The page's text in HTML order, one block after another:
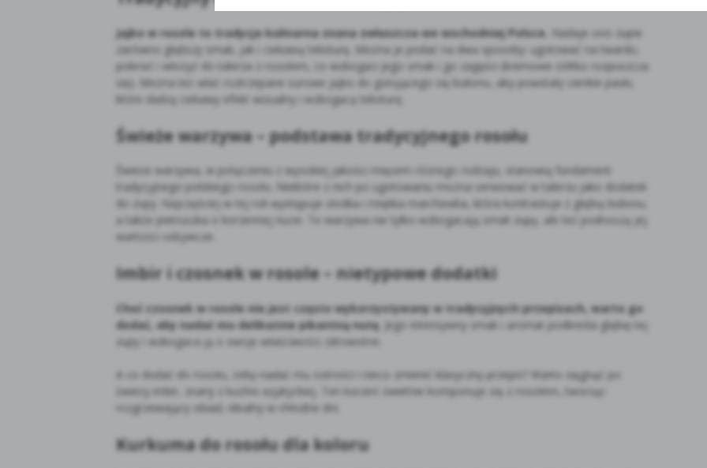
Jajko w rosole to tradycja kulinarna znana zwłaszcza we wschodniej Polsce.
Nadaje ono zupie
zarówno głębszy smak, jak i ciekawą teksturę. Można je podać na dwa sposoby: ugotować na twardo,
pokroić i włożyć do talerza z rosołem, co wzbogaci jego smak i go zagęści (kremowe żółtko rozpuszcza
się). Można też wlać roztrzepane surowe jajko do gotującego się bulionu, aby powstały cienkie paski,
które dadzą ciekawy efekt wizualny i wzbogacą teksturę.
Świeże warzywa – podstawa tradycyjnego rosołu
Świeże warzywa, w połączeniu z wysokiej jakości mięsem różnego rodzaju, stanowią fundament
tradycyjnego polskiego rosołu. Niektóre z nich po ugotowaniu można serwować w talerzu jako dodatek
do zupy. Najczęściej w tej roli występuje słodka i miękka marchewka, która kontrastuje z głębią bulionu,
a także pietruszka o korzennej nucie. Te warzywa nie tylko wzbogacają smak zupy, ale też podnoszą jej
wartości odżywcze.
Imbir i czosnek w rosole – nietypowe dodatki
Choć czosnek w rosole nie jest często wykorzystywany w tradycyjnych przepisach, warto go
dodać, aby nadać mu delikatnie pikantną nutę. Jego intensywny smak i aromat podkreśla głębię tej
zupy i wzbogaca ją o swoje właściwości zdrowotne.
A co dodać do rosołu, żeby nadać mu ostrości i nieco zmienić klasyczny przepis? Warto sięgnąć po
świeży imbir, znany z kuchni azjatyckiej. Ten korzeń świetnie komponuje się z rosołem, tworząc
rozgrzewający obiad, idealny w chłodne dni.
Kurkuma do rosołu dla koloru